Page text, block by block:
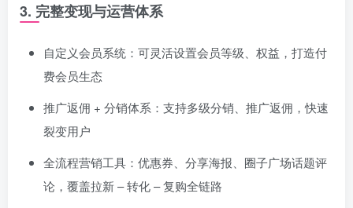
3. 完整变现与运营体系
自定义会员系统：可灵活设置会员等级、权益，打造付
费会员生态
推广返佣 + 分销体系：支持多级分销、推广返佣，快速
裂变用户
全流程营销工具：优惠券、分享海报、圈子广场话题评
论，覆盖拉新 – 转化 – 复购全链路